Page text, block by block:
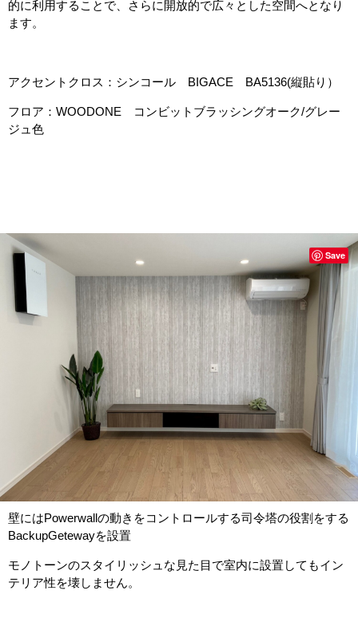
的に利用することで、さらに開放的で広々とした空間へとなり
ます。
アクセントクロス：シンコール BIGACE BA5136(縦貼り）
フロア：WOODONE コンビットブラッシングオーク/グレー
ジュ色
壁にはPowerwallの動きをコントロールする司令塔の役割をする
BackupGetewayを設置
モノトーンのスタイリッシュな見た目で室内に設置してもイン
テリア性を壊しません。
Save